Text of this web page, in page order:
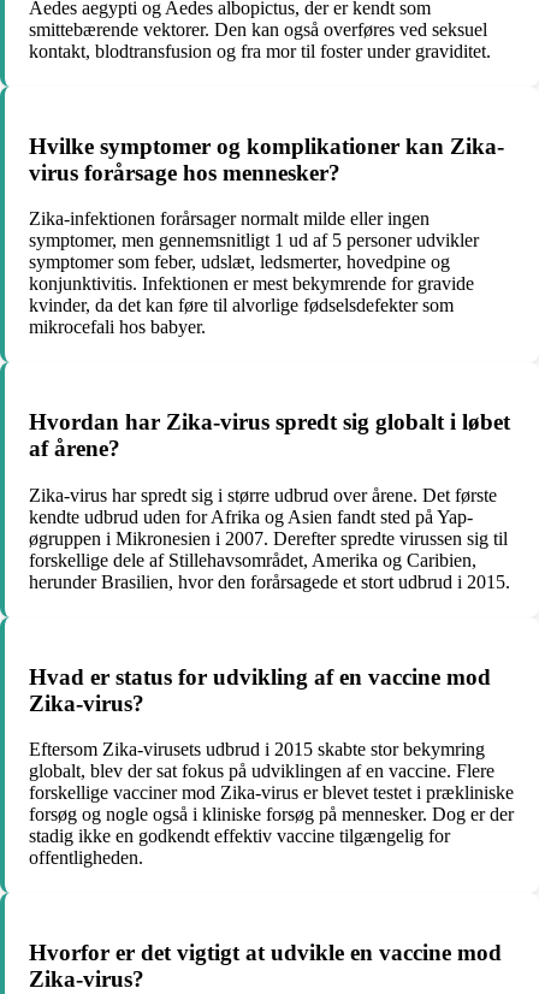
Aedes aegypti og Aedes albopictus, der er kendt som
smittebærende vektorer. Den kan også overføres ved seksuel
kontakt, blodtransfusion og fra mor til foster under graviditet.
Hvilke symptomer og komplikationer kan Zika-
virus forårsage hos mennesker?
Zika-infektionen forårsager normalt milde eller ingen
symptomer, men gennemsnitligt 1 ud af 5 personer udvikler
symptomer som feber, udslæt, ledsmerter, hovedpine og
konjunktivitis. Infektionen er mest bekymrende for gravide
kvinder, da det kan føre til alvorlige fødselsdefekter som
mikrocefali hos babyer.
Hvordan har Zika-virus spredt sig globalt i løbet
af årene?
Zika-virus har spredt sig i større udbrud over årene. Det første
kendte udbrud uden for Afrika og Asien fandt sted på Yap-
øgruppen i Mikronesien i 2007. Derefter spredte virussen sig til
forskellige dele af Stillehavsområdet, Amerika og Caribien,
herunder Brasilien, hvor den forårsagede et stort udbrud i 2015.
Hvad er status for udvikling af en vaccine mod
Zika-virus?
Eftersom Zika-virusets udbrud i 2015 skabte stor bekymring
globalt, blev der sat fokus på udviklingen af en vaccine. Flere
forskellige vacciner mod Zika-virus er blevet testet i prækliniske
forsøg og nogle også i kliniske forsøg på mennesker. Dog er der
stadig ikke en godkendt effektiv vaccine tilgængelig for
offentligheden.
Hvorfor er det vigtigt at udvikle en vaccine mod
Zika-virus?